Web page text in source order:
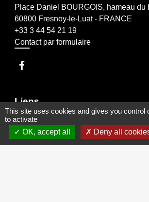
Place Daniel BOURGOIS, hameau du
60800 Fresnoy-le-Luat - FRANCE
+33 3 44 54 21 19
Contact par formulaire
Liens
Oise mobilité information transport
Office de tourisme Crépy en Valois
Conseil Départemental de l'Oise
This site uses cookies and gives you control
to activate
OK, accept all
Deny all